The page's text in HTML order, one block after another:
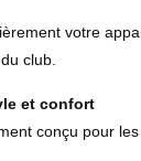
votre
club.
et confort
conçu pour